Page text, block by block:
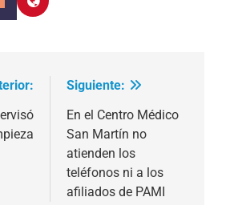
Siguiente:
En el Centro Médico
San Martín no
atienden los
teléfonos ni a los
afiliados de PAMI